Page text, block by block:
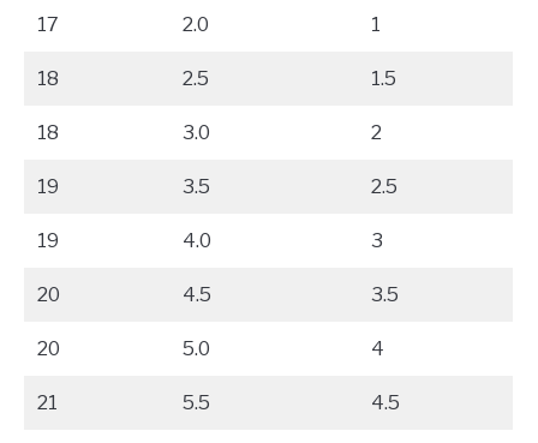
17 2.0 1
18 2.5 1.5
18 3.0 2
19 3.5 2.5
19 4.0 3
20 4.5 3.5
20 5.0 4
21 5.5 4.5